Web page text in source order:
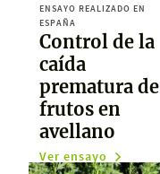
ENSAYO REALIZADO EN
ESPAÑA
Control de la
caída
prematura de
frutos en
avellano
Ver ensayo